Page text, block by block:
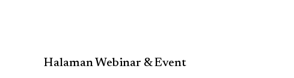
Halaman Webinar & Event